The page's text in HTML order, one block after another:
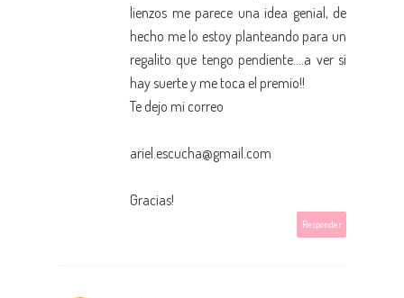
lienzos me parece una idea genial, de
hecho me lo estoy planteando para un
regalito que tengo pendiente....a ver si
hay suerte y me toca el premio!!
Te dejo mi correo
ariel.escucha@gmail.com
Gracias!
Responder